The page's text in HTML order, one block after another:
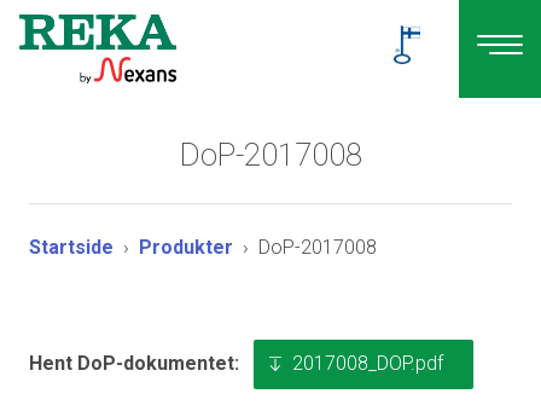
DoP-2017008
Startside Produkter DoP-2017008
Hent DoP-dokumentet: 2017008_DOP.pdf